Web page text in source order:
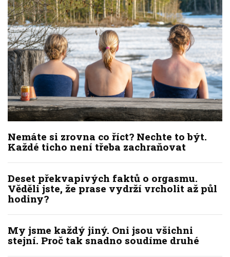
Nemáte si zrovna co říct? Nechte to být.
Každé ticho není třeba zachraňovat
Deset překvapivých faktů o orgasmu.
Věděli jste, že prase vydrží vrcholit až půl
hodiny?
My jsme každý jiný. Oni jsou všichni
stejní. Proč tak snadno soudíme druhé